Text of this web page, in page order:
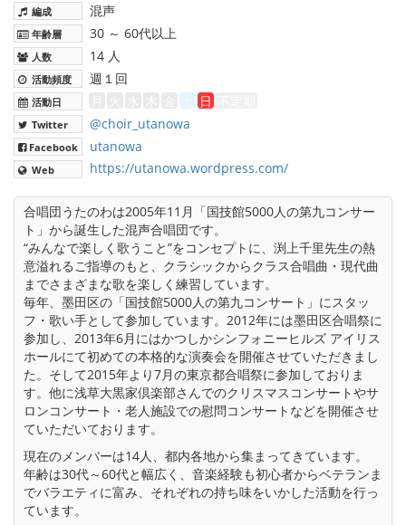
編成 混声
年齢層 30 ～ 60代以上
人数 14 人
活動頻度 週１回
活動日 土 日
Twitter @choir_utanowa
Facebook utanowa
Web https://utanowa.wordpress.com/
合唱団うたのわは2005年11月「国技館5000人の第九コンサー
ト」から誕生した混声合唱団です。
“みんなで楽しく歌うこと”をコンセプトに、渕上千里先生の熱
意溢れるご指導のもと、クラシックからクラス合唱曲・現代曲
までさまざまな歌を楽しく練習しています。
毎年、墨田区の「国技館5000人の第九コンサート」にスタッ
フ・歌い手として参加しています。2012年には墨田区合唱祭に
参加し、2013年6月にはかつしかシンフォニーヒルズ アイリス
ホールにて初めての本格的な演奏会を開催させていただきまし
た。そして2015年より7月の東京都合唱祭に参加しておりま
す。他に浅草大黒家倶楽部さんでのクリスマスコンサートやサ
ロンコンサート・老人施設での慰問コンサートなどを開催させ
ていただいております。
現在のメンバーは14人、都内各地から集まってきています。
年齢は30代～60代と幅広く、音楽経験も初心者からベテランま
でバラエティに富み、それぞれの持ち味をいかした活動を行っ
ています。